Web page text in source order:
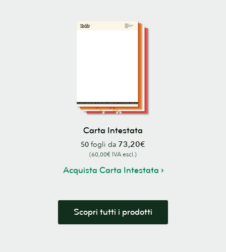
Carta Intestata
50 fogli da 73,20€
(60,00€ IVA escl.)
Acquista Carta Intestata
Scopri tutti i prodotti